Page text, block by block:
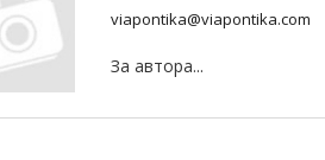
viapontika@viapontika.com
За автора...